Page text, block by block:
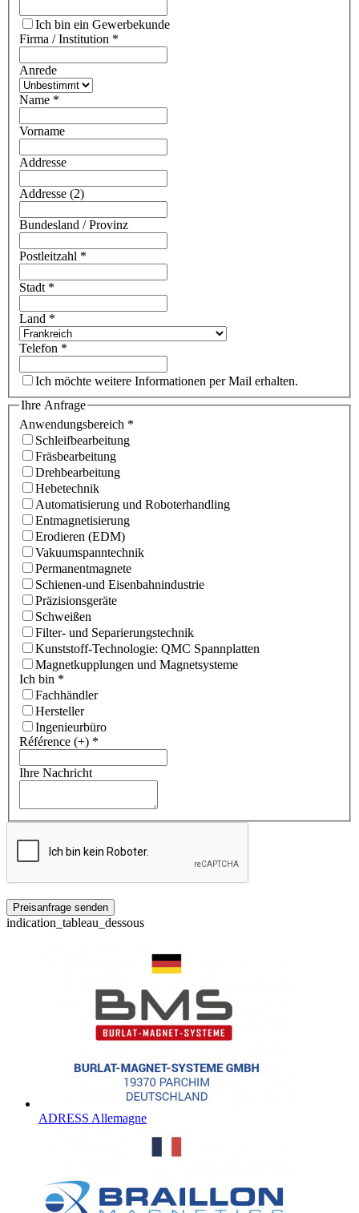
Ich bin ein Gewerbekunde
Firma / Institution *
Anrede
Name *
Vorname
Addresse
Addresse (2)
Bundesland / Provinz
Postleitzahl *
Stadt *
Land *
Telefon *
Ich möchte weitere Informationen per Mail erhalten.
Ihre Anfrage
Anwendungsbereich *
Schleifbearbeitung
Fräsbearbeitung
Drehbearbeitung
Hebetechnik
Automatisierung und Roboterhandling
Entmagnetisierung
Erodieren (EDM)
Vakuumspanntechnik
Permanentmagnete
Schienen-und Eisenbahnindustrie
Präzisionsgeräte
Schweißen
Filter- und Separierungstechnik
Kunststoff-Technologie: QMC Spannplatten
Magnetkupplungen und Magnetsysteme
Ich bin *
Fachhändler
Hersteller
Ingenieurbüro
Référence (+) *
Ihre Nachricht
indication_tableau_dessous
ADRESS Allemagne